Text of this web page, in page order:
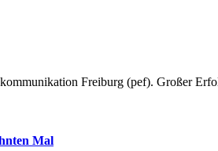
Freiburg (pef). Großer
Mal